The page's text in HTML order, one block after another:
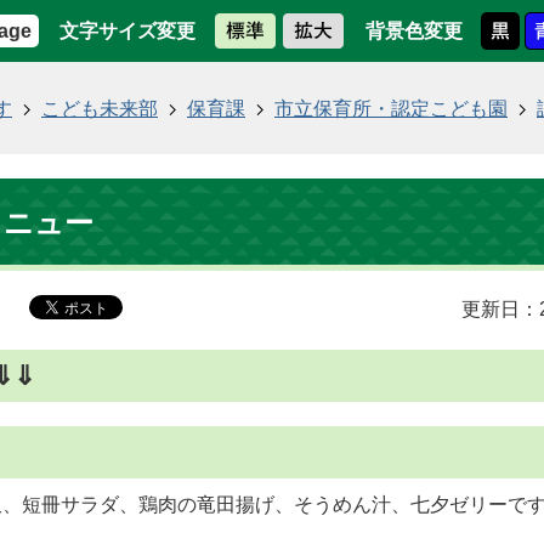
文字サイズ変更 背景色変更
こども未来部 保育課 市立保育所・認定こども園
ュー
更新日
短冊サラダ、鶏肉の竜田揚げ、そうめん汁、七夕ゼリーで